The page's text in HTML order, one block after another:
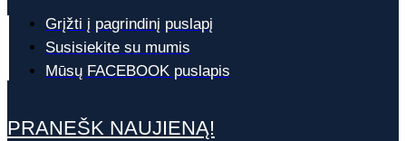
Grįžti į pagrindinį puslapį
Susisiekite su mumis
Mūsų FACEBOOK puslapis
PRANEŠK NAUJIENĄ!